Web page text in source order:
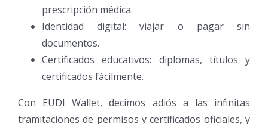
prescripción médica.
Identidad digital: viajar o pagar sin
documentos.
Certificados educativos: diplomas, títulos y
certificados fácilmente.
Con EUDI Wallet, decimos adiós a las infinitas
tramitaciones de permisos y certificados oficiales, y